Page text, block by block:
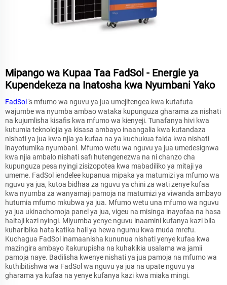
Mipango wa Kupaa Taa FadSol - Energie ya
Kupendekeza na Inatosha kwa Nyumbani Yako
FadSol 's mfumo wa nguvu ya jua umejitengea kwa kutafuta
wajumbe wa nyumba ambao wataka kupunguza gharama za nishati
na kujumlisha kisafis kwa mfumo wa kienyeji. Tunafanya hivi kwa
kutumia teknolojia ya kisasa ambayo inaangalia kwa kutandaza
nishati ya jua kwa njia ya kufaa na ya kuchukua faida kwa nishati
inayotumika nyumbani. Mfumo wetu wa nguvu ya jua umedesignwa
kwa njia ambalo nishati safi hutengenezwa na ni chanzo cha
kupunguza pesa nyingi zisizopotea kwa mabadiliko ya mitaji ya
umeme. FadSol iendelee kupanua mipaka ya matumizi ya mfumo wa
nguvu ya jua, kutoa bidhaa za nguvu ya chini za wati zenye kufaa
kwa nyumba za wanyamaji pamoja na matumizi ya viwanda ambayo
hutumia mfumo mkubwa ya jua. Mfumo wetu una mfumo wa nguvu
ya jua ukinachomoja panel ya jua, vigeu na misinga inayofaa na hasa
haitaji kazi nyingi. Miyumba yenye nguvu inaamini kufanya kazi bila
kuharibika hata katika hali ya hewa ngumu kwa muda mrefu.
Kuchagua FadSol inamaanisha kununua nishati yenye kufaa kwa
mazingira ambayo itakurupisha na kuhakikia usalama wa jamii
pamoja naye. Badilisha kwenye nishati ya jua pamoja na mfumo wa
kuthibitishwa wa FadSol wa nguvu ya jua na upate nguvu ya
gharama ya kufaa na yenye kufanya kazi kwa miaka mingi.